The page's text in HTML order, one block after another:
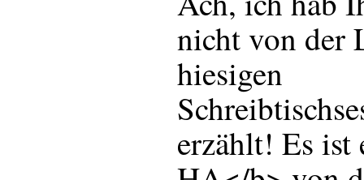
nicht von der
hiesigen
erzählt! Es